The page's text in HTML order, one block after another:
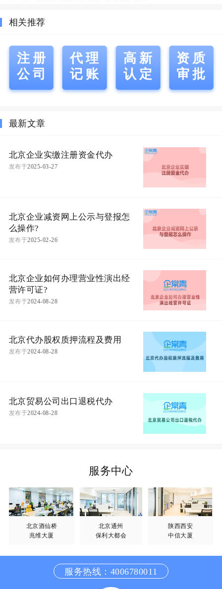
相关推荐
注册
公司
代理
记账
高新
认定
资质
审批
最新文章
北京企业实缴注册资金代办
发布于2025-03-27
北京企业减资网上公示与登报怎
么操作?
发布于2025-02-26
北京企业如何办理营业性演出经
营许可证?
发布于2024-08-28
北京代办股权质押流程及费用
发布于2024-08-28
北京贸易公司出口退税代办
发布于2024-08-28
服务中心
北京酒仙桥
兆维大厦
北京通州
保利大都会
陕西西安
中信大厦
服务热线：4006780011